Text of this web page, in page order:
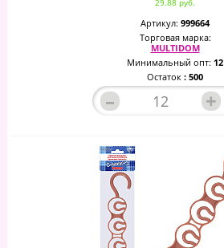
29.88 руб.
Артикул: 999664
Торговая марка:
MULTIDOM
Минимальный опт: 12
Остаток : 500
– +